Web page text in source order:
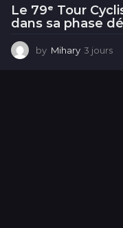
Le 79ᵉ Tour
dans sa phase
by Mihary 3 jours